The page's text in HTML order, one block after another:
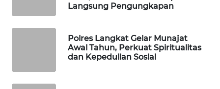
Langsung Pengungkapan
Polres Langkat Gelar Munajat
Awal Tahun, Perkuat Spiritualitas
dan Kepedulian Sosial
Wahana